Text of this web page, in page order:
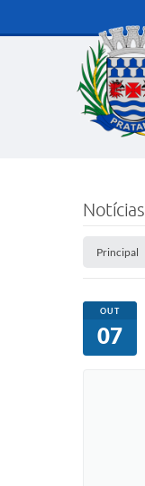
Notícias
Principal
OUT
07